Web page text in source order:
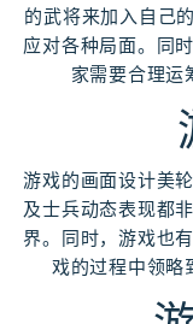
的武将来加入自己
应对各种局面。同
家需要合理运
游戏的画面设计美
及士兵动态表现都
界。同时，游戏也
戏的过程中领略